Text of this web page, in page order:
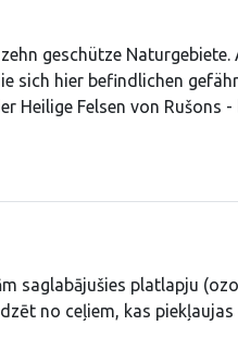
geschütze Naturgebiete.
sich hier befindlichen
Heilige Felsen von Rušons
saglabājušies platlapju
no ceļiem, kas piekļaujas